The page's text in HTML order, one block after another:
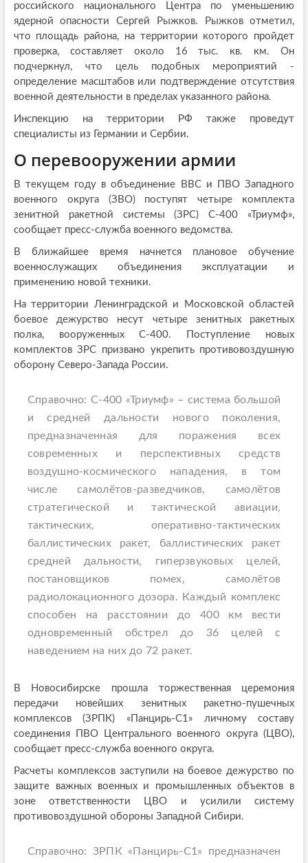
российского национального Центра по уменьшению
ядерной опасности Сергей Рыжков. Рыжков отметил,
что площадь района, на территории которого пройдет
проверка, составляет около 16 тыс. кв. км. Он
подчеркнул, что цель подобных мероприятий -
определение масштабов или подтверждение отсутствия
военной деятельности в пределах указанного района.
Инспекцию на территории РФ также проведут
специалисты из Германии и Сербии.
О перевооружении армии
В текущем году в объединение ВВС и ПВО Западного
военного округа (ЗВО) поступят четыре комплекта
зенитной ракетной системы (ЗРС) С-400 «Триумф»,
сообщает пресс-служба военного ведомства.
В ближайшее время начнется плановое обучение
военнослужащих объединения эксплуатации и
применению новой техники.
На территории Ленинградской и Московской областей
боевое дежурство несут четыре зенитных ракетных
полка, вооруженных С-400. Поступление новых
комплектов ЗРС призвано укрепить противовоздушную
оборону Северо-Запада России.
Справочно: С-400 «Триумф» – система большой
и средней дальности нового поколения,
предназначенная для поражения всех
современных и перспективных средств
воздушно-космического нападения, в том
числе самолётов-разведчиков, самолётов
стратегической и тактической авиации,
тактических, оперативно-тактических
баллистических ракет, баллистических ракет
средней дальности, гиперзвуковых целей,
постановщиков помех, самолётов
радиолокационного дозора. Каждый комплекс
способен на расстоянии до 400 км вести
одновременный обстрел до 36 целей с
наведением на них до 72 ракет.
В Новосибирске прошла торжественная церемония
передачи новейших зенитных ракетно-пушечных
комплексов (ЗРПК) «Панцирь-С1» личному составу
соединения ПВО Центрального военного округа (ЦВО),
сообщает пресс-служба военного округа.
Расчеты комплексов заступили на боевое дежурство по
защите важных военных и промышленных объектов в
зоне ответственности ЦВО и усилили систему
противовоздушной обороны Западной Сибири.
Справочно: ЗРПК «Панцирь-С1» предназначен